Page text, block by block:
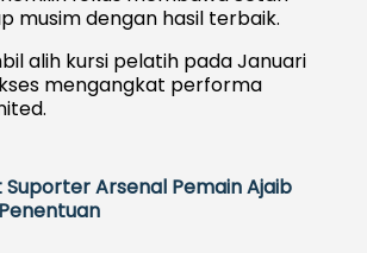
musim dengan hasil terbaik.
alih kursi pelatih pada Januari
mengangkat performa
Arsenal Pemain Ajaib